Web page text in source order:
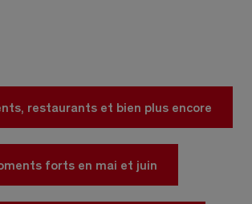
restaurants et bien plus encore
forts en mai et juin